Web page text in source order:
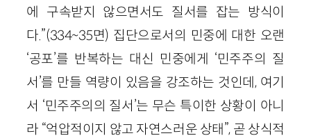
에 구속받지 않으면서도 질서를 잡는 방식이
다.”(334~35면) 집단으로서의 민중에 대한 오랜
‘공포’를 반복하는 대신 민중에게 ‘민주주의 질
서’를 만들 역량이 있음을 강조하는 것인데, 여기
서 ‘민주주의의 질서’는 무슨 특이한 상황이 아니
라 “억압적이지 않고 자연스러운 상태”, 곧 상식적